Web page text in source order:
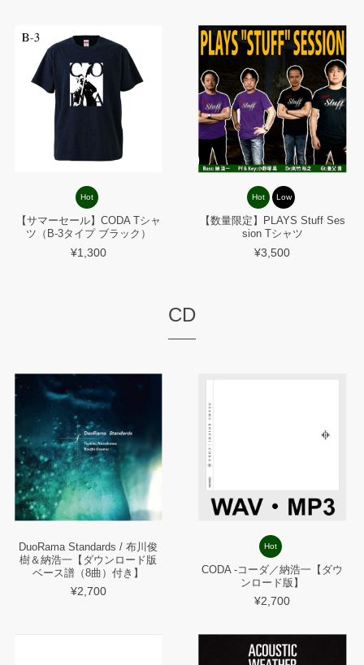
Hot
【サマーセール】CODA Tシャ
ツ（B-3タイプ ブラック）
¥1,300
Hot Low
【数量限定】PLAYS Stuff Ses
sion Tシャツ
¥3,500
CD
DuoRama Standards / 布川俊
樹＆納浩一【ダウンロード版
ベース譜（8曲）付き】
¥2,700
Hot
CODA -コーダ／納浩一【ダウ
ンロード版】
¥2,700